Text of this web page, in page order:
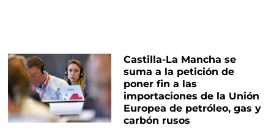
Castilla-La Mancha se
suma a la petición de
poner fin a las
importaciones de la Unión
Europea de petróleo, gas y
carbón rusos